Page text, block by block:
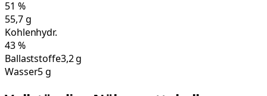
51 %
55,7g
Kohlenhydr.
43%
Ballaststoffe3,2 g
Wasser5 g